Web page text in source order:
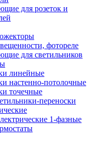
для розеток и
фотореле
для светильников
линейные
настенно-потолочные
точечные
переноски
1-фазные